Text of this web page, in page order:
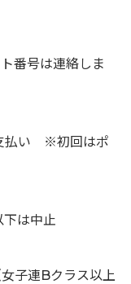
番号は連絡しま
払い ※初回はポ
は中止
子連Bクラス以上